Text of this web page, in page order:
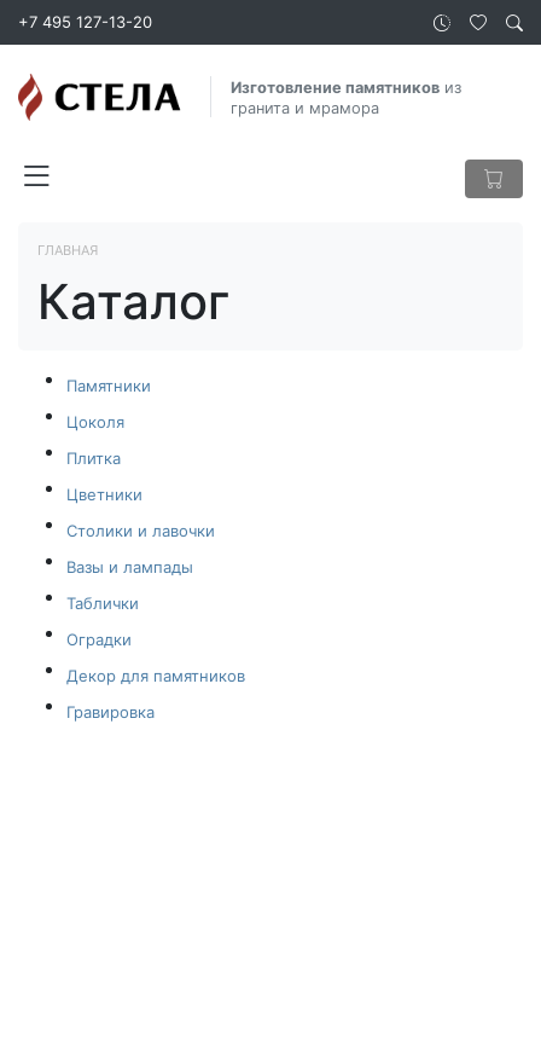
+7 495 127-13-20
Изготовление памятниковиз
гранита и мрамора
ГЛАВНАЯ
Каталог
Памятники
Цоколя
Плитка
Цветники
Столики и лавочки
Вазы и лампады
Таблички
Оградки
Декор для памятников
Гравировка